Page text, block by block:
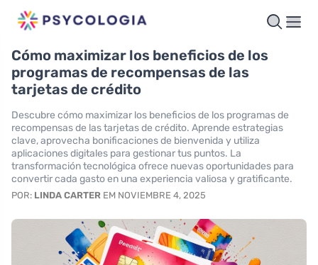
Cómo maximizar los beneficios de los
programas de recompensas de las
tarjetas de crédito
Descubre cómo maximizar los beneficios de los programas de
recompensas de las tarjetas de crédito. Aprende estrategias
clave, aprovecha bonificaciones de bienvenida y utiliza
aplicaciones digitales para gestionar tus puntos. La
transformación tecnológica ofrece nuevas oportunidades para
convertir cada gasto en una experiencia valiosa y gratificante.
POR: LINDA CARTER EM NOVIEMBRE 4, 2025